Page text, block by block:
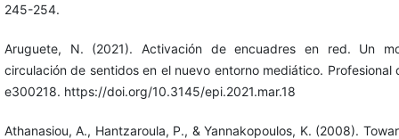
245-254.
Aruguete, N. (2021). Activación de encuadres en red. Un
circulación de sentidos en el nuevo entorno mediático.
e300218. https://doi.org/10.3145/epi.2021.mar.18
Athanasiou, A., Hantzaroula, P., & Yannakopoulos, K. (2008).